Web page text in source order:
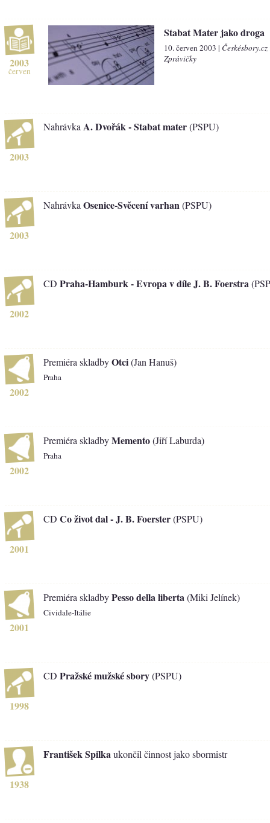
2003
červen
Stabat Mater jako droga
10. červen 2003 |
Zprávičky
2003
Nahrávka A. Dvořák - Stabat mater(PSPU)
2003
Nahrávka Osenice-Svěcení varhan (PSPU)
2002
CD Praha-Hamburk - Evropa v díle J. B. Foerstra
2002
Premiéra skladbyOtci(Jan Hanuš)
Praha
2002
Premiéra skladbyMemento(Jiří Laburda)
Praha
2001
CD Co život dal - J. B. Foerster(PSPU)
2001
Premiéra skladbyPesso della liberta (Miki Jelínek)
Cividale-Itálie
1998
CD Pražské mužské sbory(PSPU)
1938
František Spilka ukončil činnost jako sbormistr